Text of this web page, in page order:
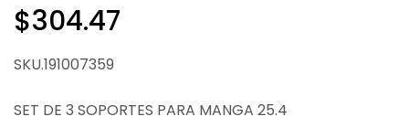
$304.47
SKU.191007359
SET DE 3 SOPORTES PARA MANGA 25.4